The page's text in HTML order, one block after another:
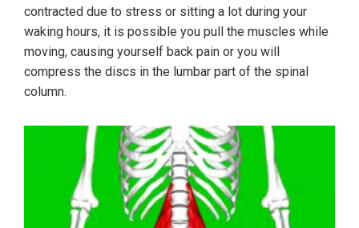
contracted due to stress or sitting a lot during your
waking hours, it is possible you pull the muscles while
moving, causing yourself back pain or you will
compress the discs in the lumbar part of the spinal
column.